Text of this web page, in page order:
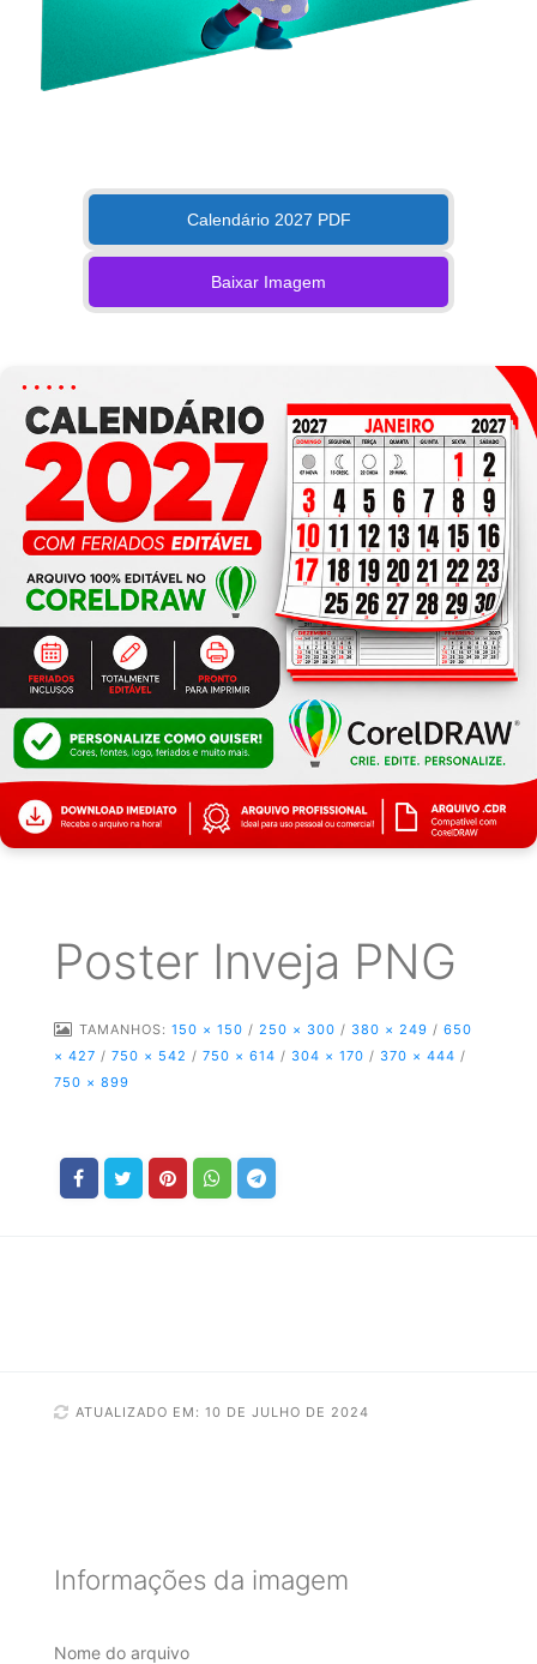
Calendário 2027 PDF
Baixar Imagem
Poster Inveja PNG
TAMANHOS: 150 × 150 / 250 × 300 / 380 × 249 / 650
× 427 / 750 × 542 / 750 × 614 / 304 × 170 / 370 × 444 /
750 × 899
ATUALIZADO EM: 10 DE JULHO DE 2024
Informações da imagem
Nome do arquivo